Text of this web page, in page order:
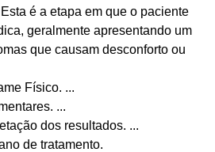
é a etapa em que o paciente
geralmente apresentando um
que causam desconforto ou
Físico. ...
...
dos resultados. ...
de tratamento.